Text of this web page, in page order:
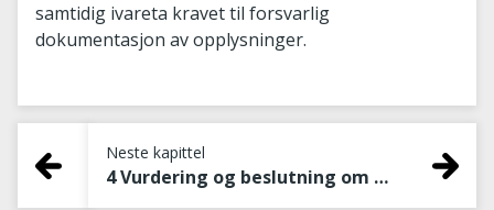
samtidig ivareta kravet til forsvarlig
dokumentasjon av opplysninger.
Neste kapittel
4 Vurdering og beslutning om økonomisk stønad